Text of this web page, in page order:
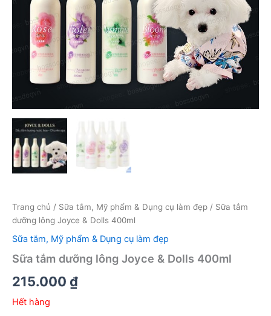
Trang chủ / Sữa tắm, Mỹ phẩm & Dụng cụ làm đẹp / Sữa tắm
dưỡng lông Joyce & Dolls 400ml
Sữa tắm, Mỹ phẩm & Dụng cụ làm đẹp
Sữa tắm dưỡng lông Joyce & Dolls 400ml
215.000 ₫
Hết hàng